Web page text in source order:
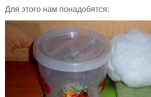
Для этого нам понадобятся: